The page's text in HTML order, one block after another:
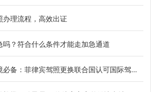
理流程，高效出证
吗？符合什么条件才能走加急通道
：菲律宾驾照更换联合国认可国际驾照完整教程